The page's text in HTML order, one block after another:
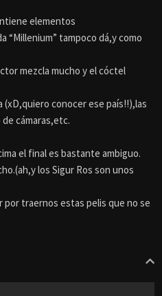
elementos
“Millenium” tampoco dá,y como
mezcla mucho y el cóctel
conocer ese país!!),las
cámaras,etc.
el final es bastante ambiguo.
los Sigur Ros son unos
por traernos estas pelis que no se